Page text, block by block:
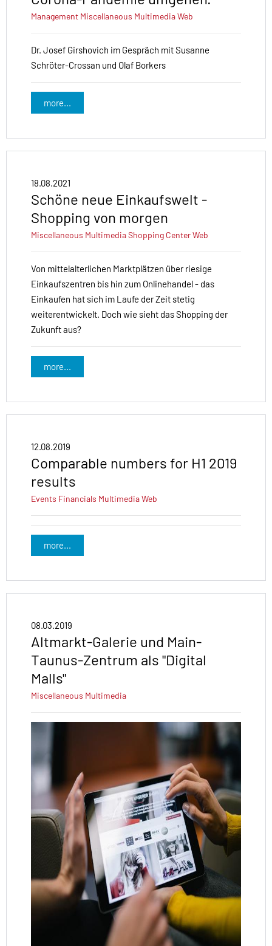
Management Miscellaneous MultimediaWeb
Dr. Josef Girshovich im Gespräch mit Susanne
Schröter-Crossan und Olaf Borkers
more...
18.08.2021
Schöne neue Einkaufswelt -
Shopping von morgen
Miscellaneous MultimediaShopping CenterWeb
Von mittelalterlichen Marktplätzen über riesige
Einkaufszentren bis hin zum Onlinehandel - das
Einkaufen hat sich im Laufe der Zeit stetig
weiterentwickelt. Doch wie sieht das Shopping der
Zukunft aus?
more...
12.08.2019
Comparable numbers for H1 2019
results
Events Financials MultimediaWeb
more...
08.03.2019
Altmarkt-Galerie und Main-
Taunus-Zentrum als "Digital
Malls"
Miscellaneous Multimedia